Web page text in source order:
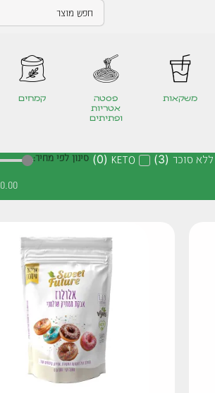
משקאות
פסטה
אטריות
ופתיתים
קמחים
ללא סוכר (
3
)
KETO
(
0
) סינון לפי מחיר:
0.00